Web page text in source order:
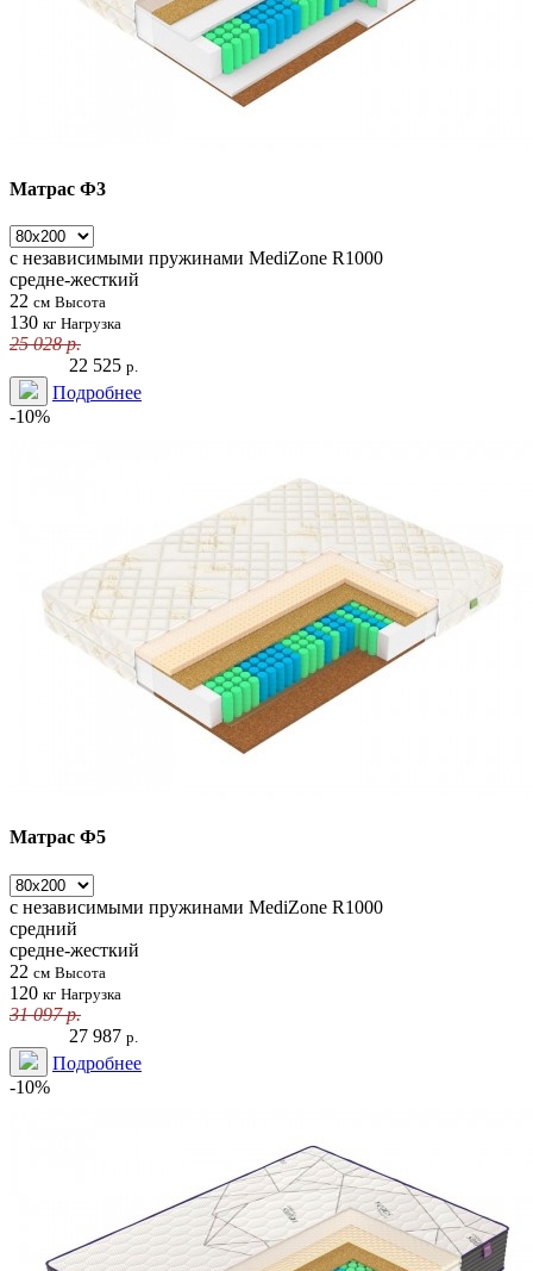
Матрас Ф3
с независимыми пружинами MediZone R1000
средне-жесткий
22 см Высота
130 кг Нагрузка
25 028р.
22 525 р.
Подробнее
-10%
Матрас Ф5
с независимыми пружинами MediZone R1000
средний
средне-жесткий
22 см Высота
120 кг Нагрузка
31 097р.
27 987 р.
Подробнее
-10%